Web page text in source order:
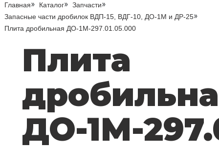
Главная Каталог
Запчасти
Запасные части дробилок ВДП-15, ВДГ-10, ДО-1М и ДР-25
Плита дробильная ДО-1М-297.01.05.000
Плита
ДО-1М-